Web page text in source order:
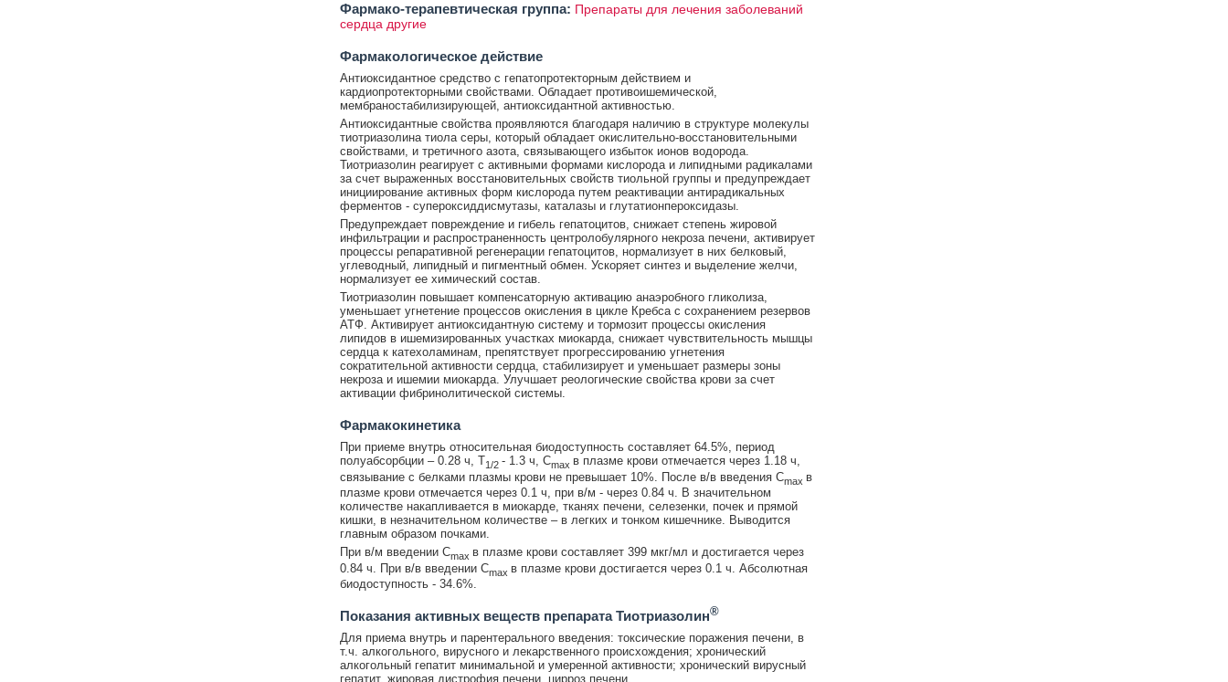
Фармако-терапевтическая группа: Препараты для лечения заболеваний
сердца другие
Фармакологическое действие
Антиоксидантное средство с гепатопротекторным действием и
кардиопротекторными свойствами. Обладает противоишемической,
мембраностабилизирующей, антиоксидантной активностью.
Антиоксидантные свойства проявляются благодаря наличию в структуре молекулы
тиотриазолина тиола серы, который обладает окислительно-восстановительными
свойствами, и третичного азота, связывающего избыток ионов водорода.
Тиотриазолин реагирует с активными формами кислорода и липидными радикалами
за счет выраженных восстановительных свойств тиольной группы и предупреждает
инициирование активных форм кислорода путем реактивации антирадикальных
ферментов - супероксиддисмутазы, каталазы и глутатионпероксидазы.
Предупреждает повреждение и гибель гепатоцитов, снижает степень жировой
инфильтрации и распространенность центролобулярного некроза печени, активирует
процессы репаративной регенерации гепатоцитов, нормализует в них белковый,
углеводный, липидный и пигментный обмен. Ускоряет синтез и выделение желчи,
нормализует ее химический состав.
Тиотриазолин повышает компенсаторную активацию анаэробного гликолиза,
уменьшает угнетение процессов окисления в цикле Кребса с сохранением резервов
АТФ. Активирует антиоксидантную систему и тормозит процессы окисления
липидов в ишемизированных участках миокарда, снижает чувствительность мышцы
сердца к катехоламинам, препятствует прогрессированию угнетения
сократительной активности сердца, стабилизирует и уменьшает размеры зоны
некроза и ишемии миокарда. Улучшает реологические свойства крови за счет
активации фибринолитической системы.
Фармакокинетика
При приеме внутрь относительная биодоступность составляет 64.5%, период
полуабсорбции – 0.28 ч, T1/2 - 1.3 ч, Cmax в плазме крови отмечается через 1.18 ч,
связывание с белками плазмы крови не превышает 10%. После в/в введения Cmax в
плазме крови отмечается через 0.1 ч, при в/м - через 0.84 ч. В значительном
количестве накапливается в миокарде, тканях печени, селезенки, почек и прямой
кишки, в незначительном количестве – в легких и тонком кишечнике. Выводится
главным образом почками.
При в/м введении Cmax в плазме крови составляет 399 мкг/мл и достигается через
0.84 ч. При в/в введении Cmax в плазме крови достигается через 0.1 ч. Абсолютная
биодоступность - 34.6%.
Показания активных веществ препарата Тиотриазолин®
Для приема внутрь и парентерального введения: токсические поражения печени, в
т.ч. алкогольного, вирусного и лекарственного происхождения; хронический
алкогольный гепатит минимальной и умеренной активности; хронический вирусный
гепатит, жировая дистрофия печени, цирроз печени.